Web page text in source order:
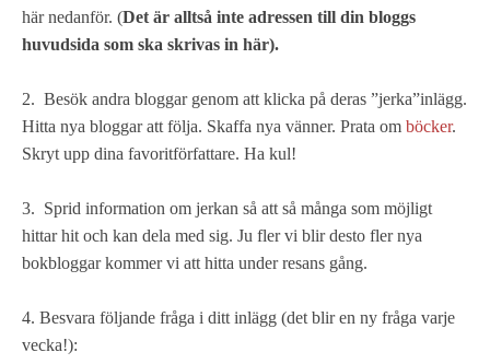
här nedanför. (Det är alltså inte adressen till din bloggs
huvudsida som ska skrivas in här).
2. Besök andra bloggar genom att klicka på deras ”jerka”inlägg.
Hitta nya bloggar att följa. Skaffa nya vänner. Prata om böcker.
Skryt upp dina favoritförfattare. Ha kul!
3. Sprid information om jerkan så att så många som möjligt
hittar hit och kan dela med sig. Ju fler vi blir desto fler nya
bokbloggar kommer vi att hitta under resans gång.
4. Besvara följande fråga i ditt inlägg (det blir en ny fråga varje
vecka!):